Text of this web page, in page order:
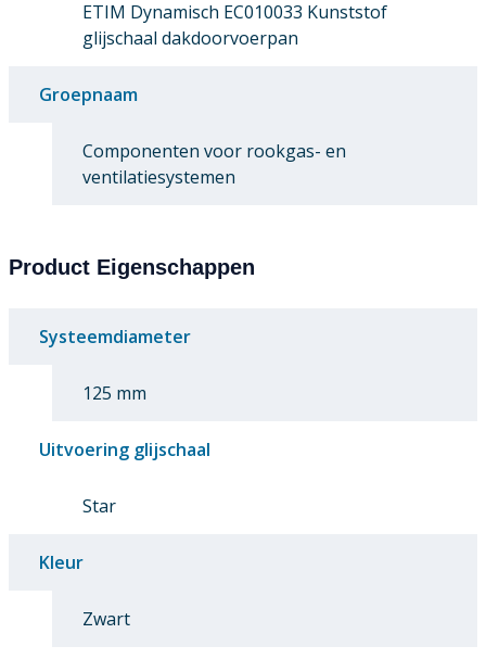
ETIM Dynamisch EC010033 Kunststof
glijschaal dakdoorvoerpan
Groepnaam
Componenten voor rookgas- en
ventilatiesystemen
Product Eigenschappen
Systeemdiameter
125 mm
Uitvoering glijschaal
Star
Kleur
Zwart